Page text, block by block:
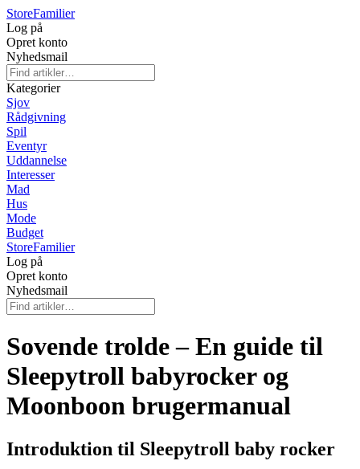
StoreFamilier
Log på
Opret konto
Nyhedsmail
Kategorier
Sjov
Rådgivning
Spil
Eventyr
Uddannelse
Interesser
Mad
Hus
Mode
Budget
StoreFamilier
Log på
Opret konto
Nyhedsmail
Sovende trolde – En guide til
Sleepytroll babyrocker og
Moonboon brugermanual
Introduktion til Sleepytroll baby rocker